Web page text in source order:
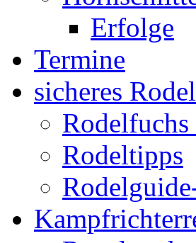
Erfolge
Termine
sicheres
Rodeltipps